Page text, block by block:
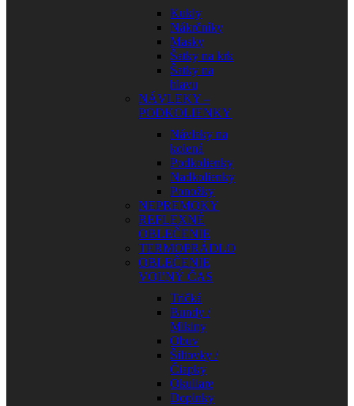
Kukly
Nákrčníky
Masky
Šatky na krk
Šatky na
hlavu
NÁVLEKY –
PODKOLIENKY
Návleky na
kolená
Podkolienky
Nadkolienky
Ponožky
NEPREMOKY
REFLEXNÉ
OBLEČENIE
TERMOPRÁDLO
OBLEČENIE
VOĽNÝ ČAS
Tričká
Bundy /
Mikiny
Obuv
Šiltovky /
Čiapky
Okuliare
Doplnky